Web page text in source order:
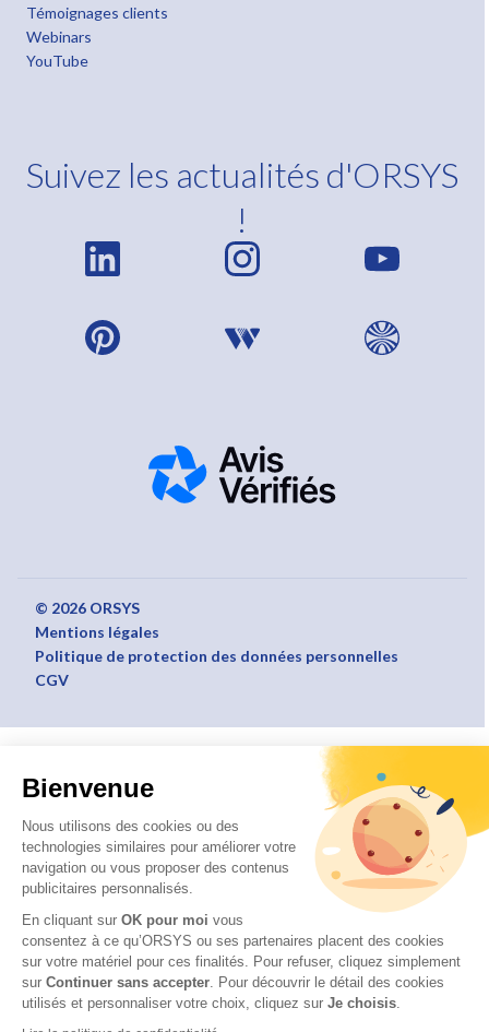
Bienvenue
Nous utilisons des cookies ou des
technologies similaires pour améliorer votre
navigation ou vous proposer des contenus
publicitaires personnalisés.
En cliquant sur OK pour moi vous
consentez à ce qu’ORSYS ou ses partenaires placent des cookies
sur votre matériel pour ces finalités. Pour refuser, cliquez simplement
sur Continuer sans accepter. Pour découvrir le détail des cookies
utilisés et personnaliser votre choix, cliquez sur Je choisis.
Témoignages clients
Webinars
YouTube
Suivez les actualités d'ORSYS
!
© 2026 ORSYS
Mentions légales
Politique de protection des données personnelles
CGV